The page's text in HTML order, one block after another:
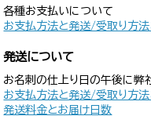
各種お支払いについて
お支払方法と発送/受取り方
発送について
お名刺の仕上り日の午後に弊
お支払方法と発送/受取り方
発送料金とお届け日数